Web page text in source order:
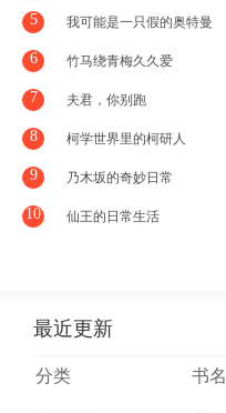
5 我可能是一只假的奥特曼
6 竹马绕青梅久久爱
7 夫君，你别跑
8 柯学世界里的柯研人
9 乃木坂的奇妙日常
10 仙王的日常生活
最近更新
分类 书名